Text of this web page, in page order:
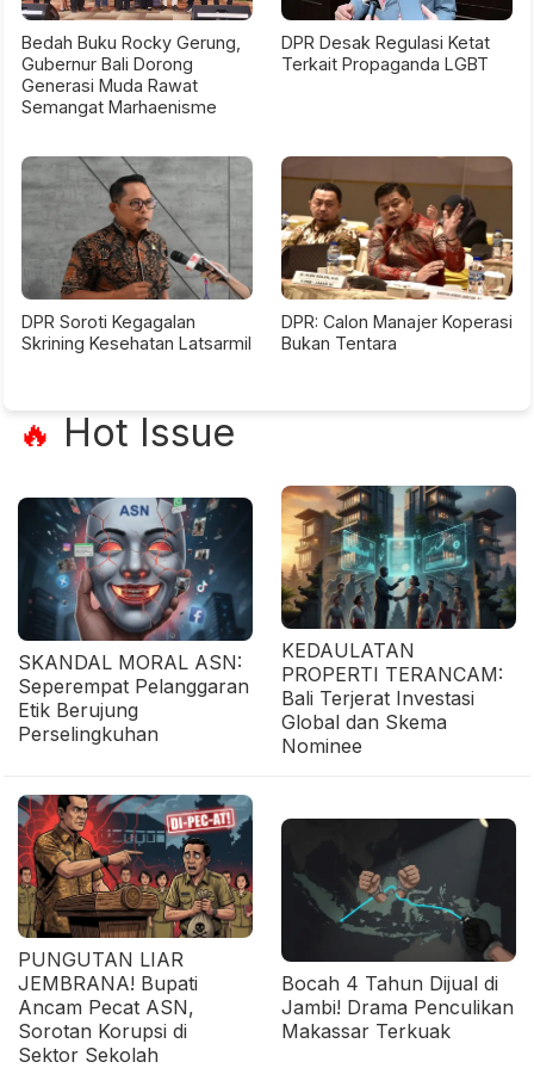
Bedah Buku Rocky Gerung,
Gubernur Bali Dorong
Generasi Muda Rawat
Semangat Marhaenisme
DPR Desak Regulasi Ketat
Terkait Propaganda LGBT
DPR Soroti Kegagalan
Skrining Kesehatan Latsarmil
DPR: Calon Manajer Koperasi
Bukan Tentara
🔥 Hot Issue
SKANDAL MORAL ASN:
Seperempat Pelanggaran
Etik Berujung
Perselingkuhan
KEDAULATAN
PROPERTI TERANCAM:
Bali Terjerat Investasi
Global dan Skema
Nominee
PUNGUTAN LIAR
JEMBRANA! Bupati
Ancam Pecat ASN,
Sorotan Korupsi di
Sektor Sekolah
Bocah 4 Tahun Dijual di
Jambi! Drama Penculikan
Makassar Terkuak